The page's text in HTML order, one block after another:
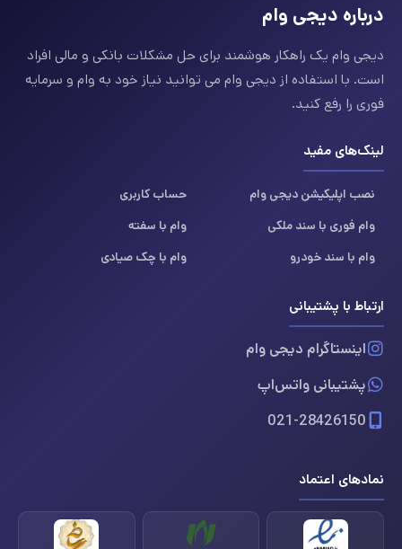
درباره دیجی وام
دیجی وام یک راهکار هوشمند برای حل مشکلات بانکی و مالی افراد
است. با استفاده از دیجی وام می توانید نیاز خود به وام و سرمایه
فوری را رفع کنید.
لینک‌های مفید
نصب اپلیکیشن دیجی وام
حساب کاربری
وام فوری با سند ملکی
وام با سفته
وام با سند خودرو
وام با چک صیادی
ارتباط با پشتیبانی
اینستاگرام دیجی وام
پشتیبانی واتس‌اپ
021-28426150
نمادهای اعتماد